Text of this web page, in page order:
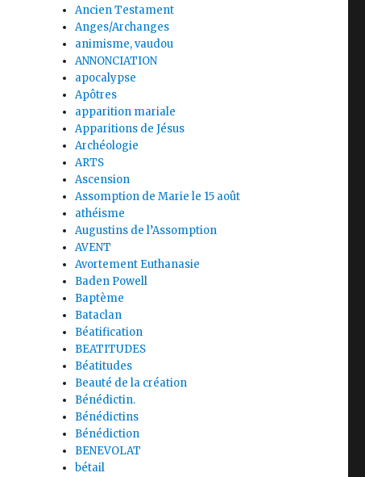
Ancien Testament
Anges/Archanges
animisme, vaudou
ANNONCIATION
apocalypse
Apôtres
apparition mariale
Apparitions de Jésus
Archéologie
ARTS
Ascension
Assomption de Marie le 15 août
athéisme
Augustins de l’Assomption
AVENT
Avortement Euthanasie
Baden Powell
Baptème
Bataclan
Béatification
BEATITUDES
Béatitudes
Beauté de la création
Bénédictin.
Bénédictins
Bénédiction
BENEVOLAT
bétail